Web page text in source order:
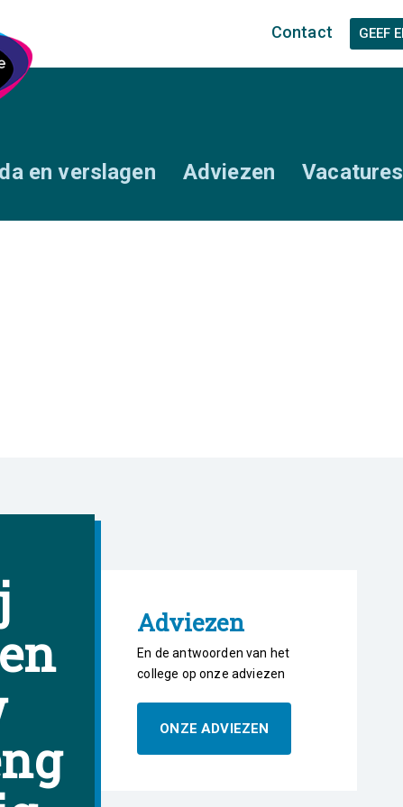
Contact
en verslagen Adviezen Vacatures
Adviezen
En de antwoorden van het
college op onze adviezen
ONZE ADVIEZEN